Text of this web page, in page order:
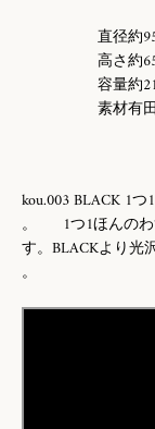
直径約
高さ約
容量約
素材有田
kou.003 BLACK 1
。 1つ1ほんの
す。BLACKより光
。